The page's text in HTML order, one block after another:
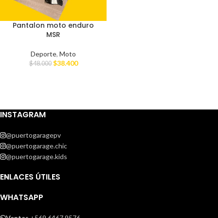
Pantalon moto enduro
MSR
Deporte, Moto
$48.000 $38.400
INSTAGRAM
@puertogaragepv
@puertogarage.chic
@puertogarage.kids
ENLACES ÚTILES
WHATSAPP